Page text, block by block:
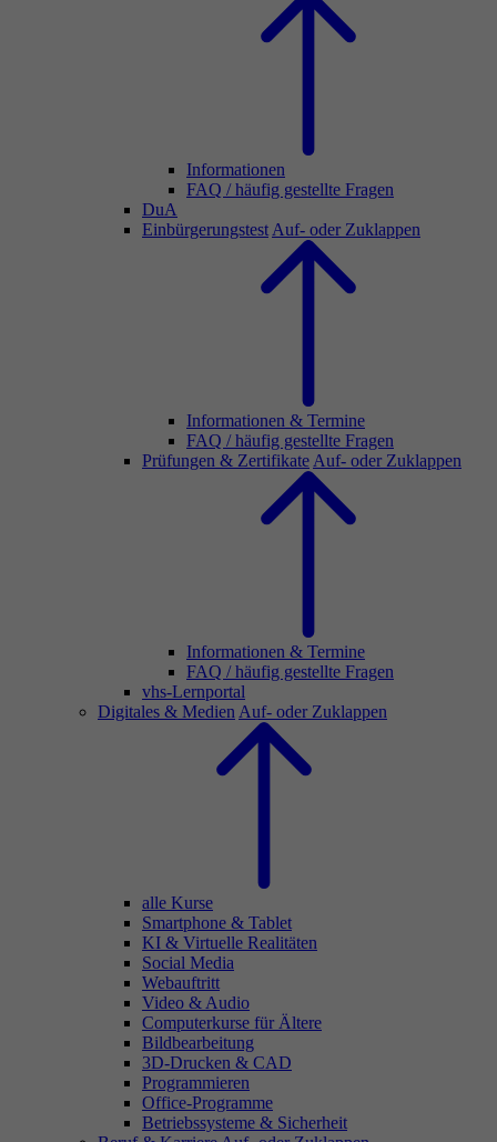
Informationen
FAQ / häufig gestellte Fragen
DuA
Einbürgerungstest Auf- oder Zuklappen
Informationen & Termine
FAQ / häufig gestellte Fragen
Prüfungen & Zertifikate Auf- oder Zuklappen
Informationen & Termine
FAQ / häufig gestellte Fragen
vhs-Lernportal
Digitales & Medien Auf- oder Zuklappen
alle Kurse
Smartphone & Tablet
KI & Virtuelle Realitäten
Social Media
Webauftritt
Video & Audio
Computerkurse für Ältere
Bildbearbeitung
3D-Drucken & CAD
Programmieren
Office-Programme
Betriebssysteme & Sicherheit